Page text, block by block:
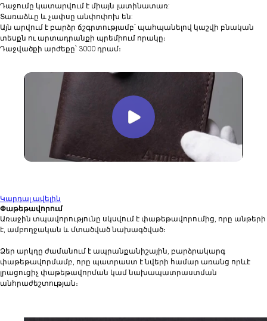
Դաջումը կատարվում է միայն լատինատառ:
Տառաձևը և չափսը անփոփոխ են:
Այն արվում է բարձր ճշգրտությամբ՝ պահպանելով կաշվի բնական
տեսքն ու արտադրանքի պրեմիում որակը։
Դաջվածքի արժեքը՝ 3000 դրամ։
Կարդալ ավելին
Փաթեթավորում
Առաջին տպավորությունը սկսվում է փաթեթավորումից, որը անթերի
է, ամբողջական և մտածված նախագծված։
Ձեր արկղը ժամանում է ապրանքանիշային, բարձրակարգ
փաթեթավորմամբ, որը պատրաստ է նվերի համար առանց որևէ
լրացուցիչ փաթեթավորման կամ նախապատրաստման
անհրաժեշտության։